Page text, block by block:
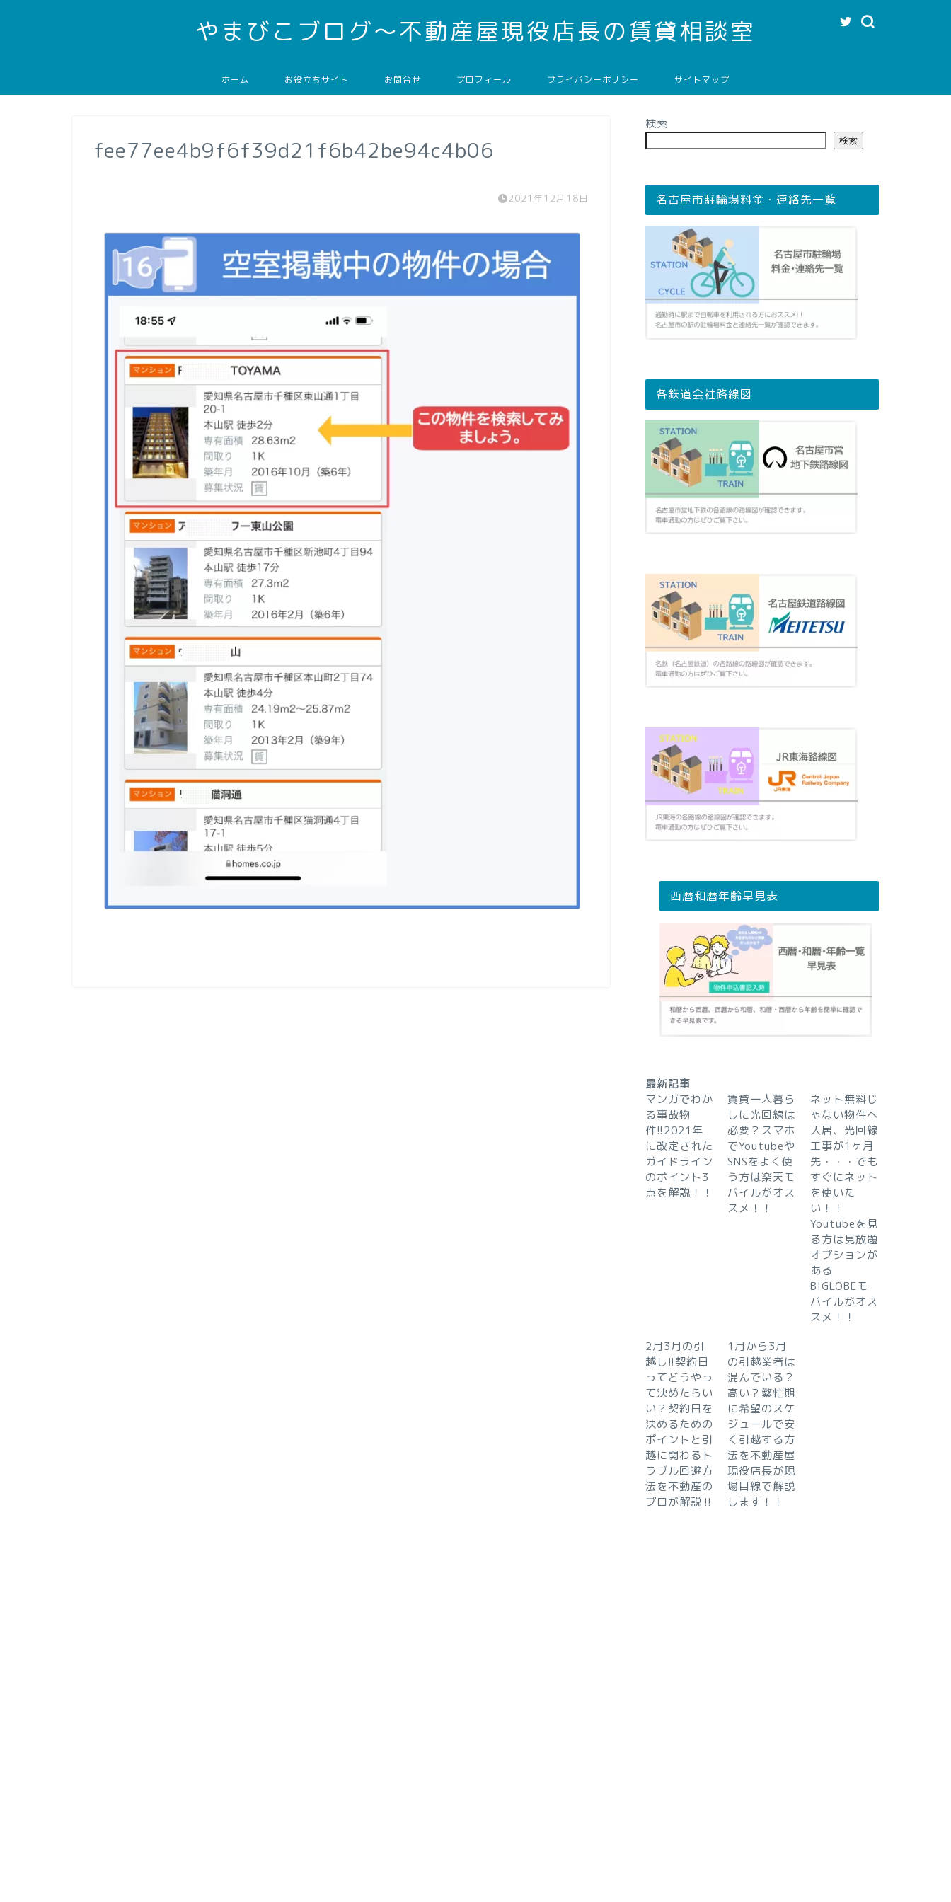
やまびこブログ～不動産屋現役店長の賃貸相談室
ホーム お役立ちサイト お問合せ プロフィール プライバシーポリシー サイトマップ
fee77ee4b9f6f39d21f6b42be94c4b06
2021年12月18日
検索
検索
名古屋市駐輪場料金・連絡先一覧
各鉄道会社路線図
西暦和暦年齢早見表
最新記事
マンガでわか
る事故物
件!!2021年
に改定された
ガイドライン
のポイント3
点を解説！！
賃貸一人暮ら
しに光回線は
必要？スマホ
でYoutubeや
SNSをよく使
う方は楽天モ
バイルがオス
スメ！！
ネット無料じ
ゃない物件へ
入居、光回線
工事が1ヶ月
先・・・でも
すぐにネット
を使いた
い！！
Youtubeを見
る方は見放題
オプションが
ある
BIGLOBEモ
バイルがオス
スメ！！
2月3月の引
越し!!契約日
ってどうやっ
て決めたらい
い？契約日を
決めるための
ポイントと引
越に関わるト
ラブル回避方
法を不動産の
プロが解説‼︎
1月から3月
の引越業者は
混んでいる？
高い？繁忙期
に希望のスケ
ジュールで安
く引越する方
法を不動産屋
現役店長が現
場目線で解説
します！！